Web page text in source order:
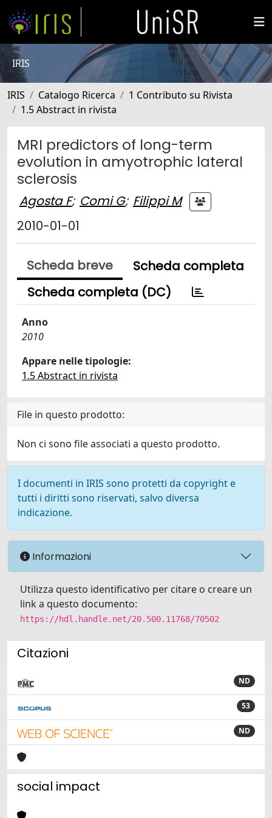
IRIS
IRIS Catalogo Ricerca
1 Contributo su Rivista
1.5 Abstract in rivista
MRI predictors of long-term
evolution in amyotrophic lateral
sclerosis
Agosta F; Comi G; Filippi M
2010-01-01
Scheda breve
Scheda completa
Scheda completa (DC)
Anno
2010
Appare nelle tipologie:
1.5 Abstract in rivista
File in questo prodotto:
Non ci sono file associati a questo prodotto.
I documenti in IRIS sono protetti da copyright e
tutti i diritti sono riservati, salvo diversa
indicazione.
Informazioni
Utilizza questo identificativo per citare o creare un
link a questo documento:
https://hdl.handle.net/20.500.11768/70502
Citazioni
ND
53
ND
social impact